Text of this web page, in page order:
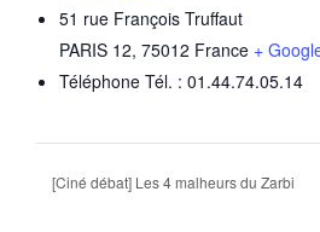
51 rue François Truffaut
PARIS 12, 75012 France +
Téléphone Tél. : 01.44.74.05.14
[Ciné débat] Les 4 malheurs du Zarbi